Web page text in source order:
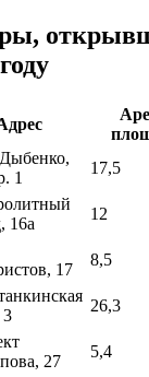
1
17,5
16а
12
17
8,5
3
26,3
27
5,4